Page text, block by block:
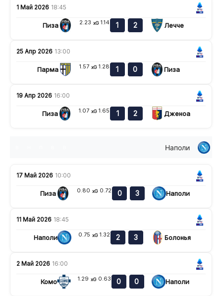
1 Май 2026 18:45
Пиза 2.23 xG 1.14 1 2 Лечче
25 Апр 2026 13:00
Парма 1.57 xG 1.28 1 0 Пиза
19 Апр 2026 16:00
Пиза 1.07 xG 1.65 1 2 Дженоа
Наполи
17 Май 2026 10:00
Пиза 0.80 xG 0.72 0 3 Наполи
11 Май 2026 18:45
Наполи 0.75 xG 1.32 2 3 Болонья
2 Май 2026 16:00
Комо 1.29 xG 0.63 0 0 Наполи